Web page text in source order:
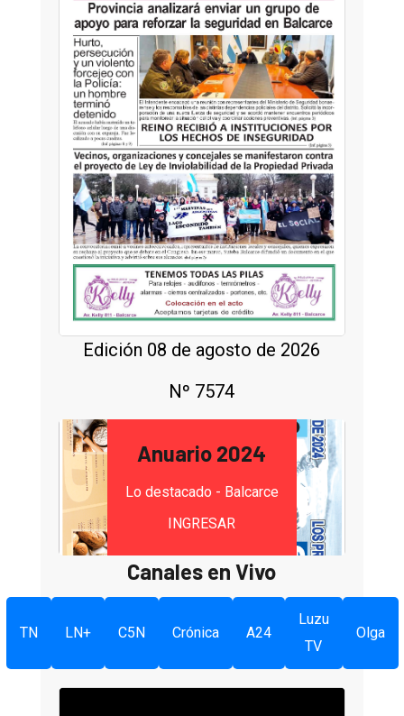
Edición 08 de agosto de 2026
Nº 7574
Anuario 2024
Lo destacado - Balcarce
INGRESAR
Canales en Vivo
TN LN+ C5N Crónica A24
Luzu
TV
Olga